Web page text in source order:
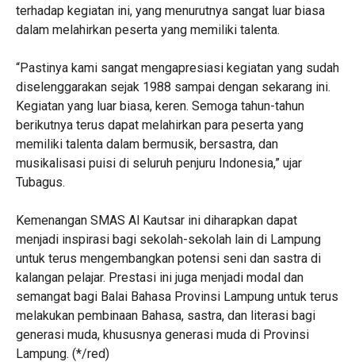
terhadap kegiatan ini, yang menurutnya sangat luar biasa
dalam melahirkan peserta yang memiliki talenta.
‎“Pastinya kami sangat mengapresiasi kegiatan yang sudah
diselenggarakan sejak 1988 sampai dengan sekarang ini.
Kegiatan yang luar biasa, keren. Semoga tahun-tahun
berikutnya terus dapat melahirkan para peserta yang
memiliki talenta dalam bermusik, bersastra, dan
musikalisasi puisi di seluruh penjuru Indonesia,” ujar
Tubagus.
‎Kemenangan SMAS Al Kautsar ini diharapkan dapat
menjadi inspirasi bagi sekolah-sekolah lain di Lampung
untuk terus mengembangkan potensi seni dan sastra di
kalangan pelajar. Prestasi ini juga menjadi modal dan
semangat bagi Balai Bahasa Provinsi Lampung untuk terus
melakukan pembinaan Bahasa, sastra, dan literasi bagi
generasi muda, khususnya generasi muda di Provinsi
Lampung. (*/red)